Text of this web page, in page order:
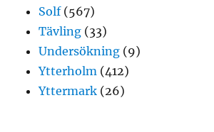
Solf(567)
Tävling (33)
Undersökning (9)
Ytterholm (412)
Yttermark (26)